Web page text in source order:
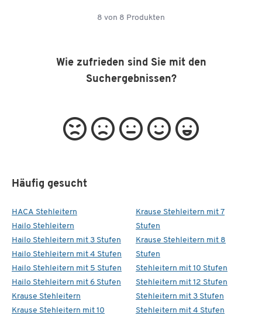
8 von 8 Produkten
Wie zufrieden sind Sie mit den
Suchergebnissen?
Häufig gesucht
HACA Stehleitern
Hailo Stehleitern
Hailo Stehleitern mit 3 Stufen
Hailo Stehleitern mit 4 Stufen
Hailo Stehleitern mit 5 Stufen
Hailo Stehleitern mit 6 Stufen
Krause Stehleitern
Krause Stehleitern mit 10
Krause Stehleitern mit 7
Stufen
Krause Stehleitern mit 8
Stufen
Stehleitern mit 10 Stufen
Stehleitern mit 12 Stufen
Stehleitern mit 3 Stufen
Stehleitern mit 4 Stufen